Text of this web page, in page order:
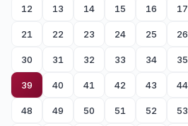
12 13 14 15 16 17
21 22 23 24 25 26
30 31 32 33 34 35
39 40 41 42 43 44
48 49 50 51 52 53